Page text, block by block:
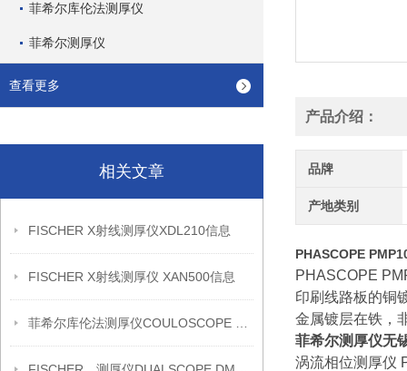
菲希尔库伦法测厚仪
菲希尔测厚仪
查看更多
相关文章
FISCHER X射线测厚仪XDL210信息
FISCHER X射线测厚仪 XAN500信息
产品介绍：
品牌
产地类别
PHASCOPE
PHASCOPE
印刷线路板的铜
金属镀层在铁，
菲希尔测厚仪无
涡流相位测厚仪